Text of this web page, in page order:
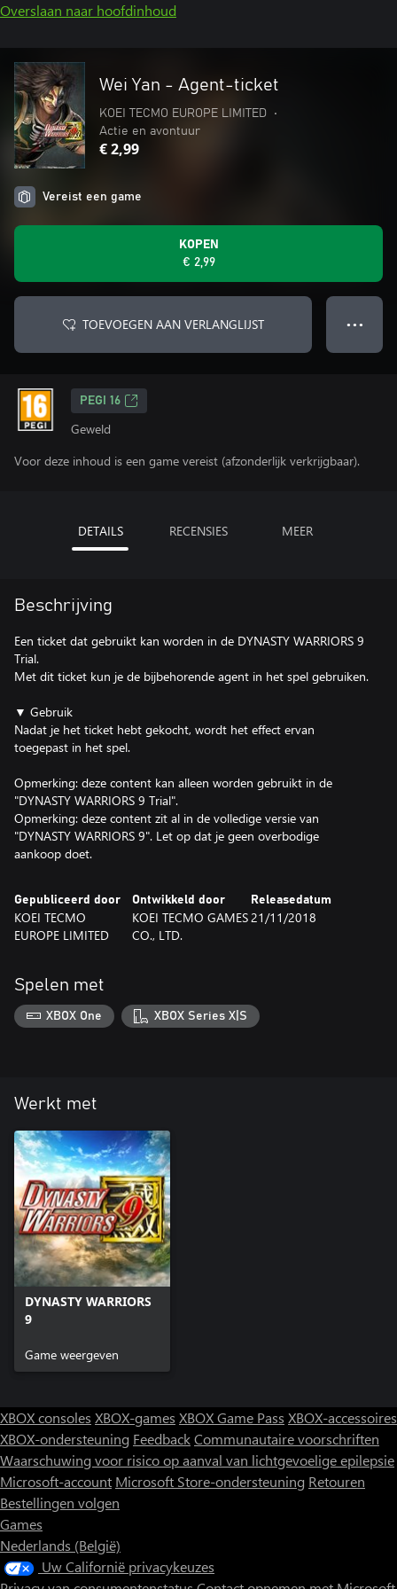
Overslaan naar hoofdinhoud
Wei Yan - Agent-ticket
KOEI TECMO EUROPE LIMITED
•
Actie en avontuur
€ 2,99
Vereist een game
KOPEN
€ 2,99
TOEVOEGEN AAN VERLANGLIJST ● ● ●
PEGI 16
Geweld
Voor deze inhoud is een game vereist (afzonderlijk verkrijgbaar).
DETAILS RECENSIES MEER
Beschrijving
Een ticket dat gebruikt kan worden in de DYNASTY WARRIORS 9
Trial.
Met dit ticket kun je de bijbehorende agent in het spel gebruiken.
▼ Gebruik
Nadat je het ticket hebt gekocht, wordt het effect ervan
toegepast in het spel.
Opmerking: deze content kan alleen worden gebruikt in de
"DYNASTY WARRIORS 9 Trial".
Opmerking: deze content zit al in de volledige versie van
"DYNASTY WARRIORS 9". Let op dat je geen overbodige
aankoop doet.
Gepubliceerd door
KOEI TECMO
EUROPE LIMITED
Ontwikkeld door
KOEI TECMO GAMES
CO., LTD.
Releasedatum
21/11/2018
Spelen met
XBOX One XBOX Series X|S
Werkt met
DYNASTY WARRIORS
9
Game weergeven
XBOX consoles XBOX-games XBOX Game Pass XBOX-accessoires
XBOX-ondersteuning FeedbackCommunautaire voorschriften
Waarschuwing voor risico op aanval van lichtgevoelige epilepsie
Microsoft-account Microsoft Store-ondersteuning Retouren
Bestellingen volgen
Games
Nederlands (België)
Uw Californië privacykeuzes